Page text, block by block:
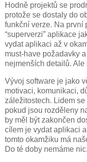
Hodně projektů se
protože se dostaly do
funkční verze. Na první
“superverzi” aplikace
vydat aplikaci až v
must-have požadavky
nejmenších detailů.
Vývoj software je jako
motivaci, komunikaci,
záležitostech. Lidem
pokud jsou rozděleny
by měl být zakončen
cílem je vydat aplikaci
tomto okamžiku má
Do té doby nemáme nic.